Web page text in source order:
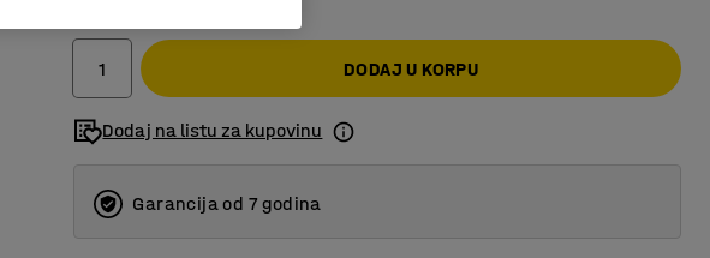
DODAJ U KORPU
Dodaj na listu za kupovinu
Garancija od 7 godina